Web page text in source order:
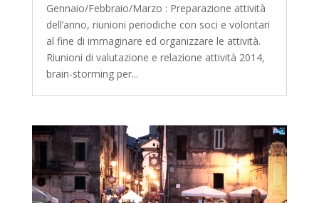
Gennaio/Febbraio/Marzo : Preparazione attività
dell’anno, riunioni periodiche con soci e volontari
al fine di immaginare ed organizzare le attività.
Riunioni di valutazione e relazione attività 2014,
brain-storming per...